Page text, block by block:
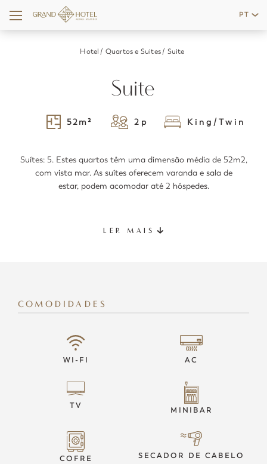
PT
Hotel Quartos e Suites Suite
Suite
52m² 2 p King/Twin
Suítes: 5. Estes quartos têm uma dimensão média de 52m2,
com vista mar. As suítes oferecem varanda e sala de
estar, podem acomodar até 2 hóspedes.
LER MAIS
COMODIDADES
WI-FI AC
TV
MINIBAR
COFRE SECADOR DE CABELO